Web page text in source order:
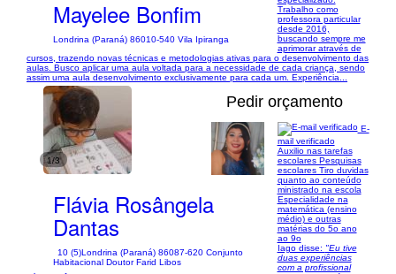
Mayelee Bonfim
Londrina (Paraná) 86010-540 Vila Ipiranga
Trabalho como
professora particular
desde 2016,
buscando sempre me
aprimorar através de
cursos, trazendo novas técnicas e metodologias ativas para o desenvolvimento das
aulas. Busco aplicar uma aula voltada para a necessidade de cada criança, sendo
assim uma aula desenvolvimento exclusivamente para cada um. Experiência...
1/3
Pedir orçamento
Flávia Rosângela
Dantas
10 (5)Londrina (Paraná) 86087-620 Conjunto
Habitacional Doutor Farid Libos
E-
mail verificado
Auxilio nas tarefas
escolares Pesquisas
escolares Tiro duvidas
quanto ao conteúdo
ministrado na escola
Especialidade na
matemática (ensino
médio) e outras
matérias do 5o ano
ao 9o
Iago disse: "Eu tive
duas experiências
com a profissional